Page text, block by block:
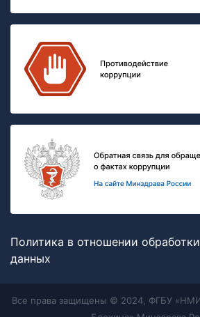
Политика в отношении
данных
Все права защищены © 2024, ФГБУ